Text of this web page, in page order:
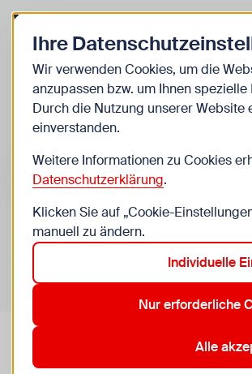
Zurück zur Startseite
Kinder
Suche im Bereich “Kinder”
Suchen
Veranstaltungen in Wien im Bereich
Aktive Filter:
10. Favoriten 11. Simmering 2.
Ihre
Wir verwenden Cookies, um die
anzupassen bzw. um Ihnen
Durch die Nutzung unserer Website
einverstanden.
Weitere Informationen zu Cookies
Datenschutzerklärung.
Klicken Sie auf „Cookie-
manuell zu ändern.
Individuelle
Nur erforderliche
Alle